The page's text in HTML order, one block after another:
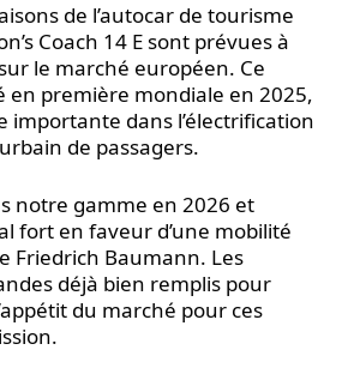
de l’autocar de tourisme
Coach 14 E sont prévues à
le marché européen. Ce
en première mondiale en 2025,
importante dans l’électrification
de passagers.
notre gamme en 2026 et
fort en faveur d’une mobilité
Friedrich Baumann. Les
déjà bien remplis pour
du marché pour ces